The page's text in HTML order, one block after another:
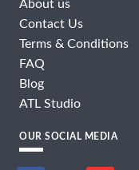
About us
Contact Us
Terms & Conditions
FAQ
Blog
ATL Studio
OUR SOCIAL MEDIA